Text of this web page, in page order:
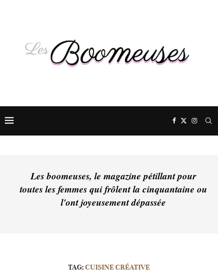
Les boomeuses, le magazine pétillant pour
toutes les femmes qui frôlent la cinquantaine ou
l'ont joyeusement dépassée
TAG:CUISINE CRÉATIVE